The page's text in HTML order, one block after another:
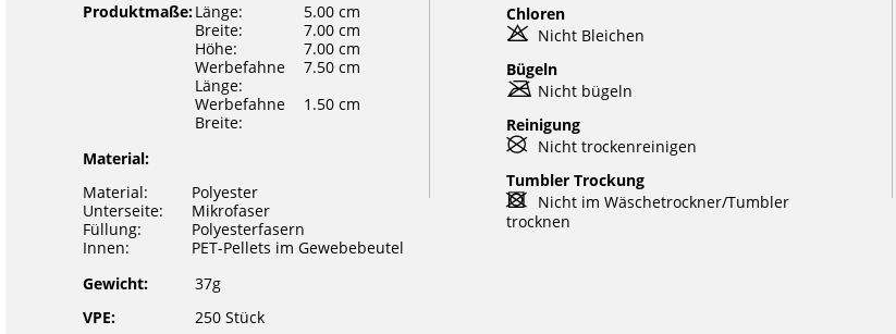
Produktmaße:Länge:
5.00 cm
Breite:
7.00 cm
Höhe:
7.00 cm
Werbefahne
Länge:
7.50 cm
Werbefahne
Breite:
1.50 cm
Material:
Material:
Polyester
Unterseite:
Mikrofaser
Füllung:
Polyesterfasern
Innen:
PET-Pellets im Gewebebeutel
Gewicht:
37g
VPE:
250 Stück
Chloren
o Nicht Bleichen
Bügeln
m Nicht bügeln
Reinigung
U Nicht trockenreinigen
Tumbler Trockung
d Nicht im Wäschetrockner/Tumbler
trocknen